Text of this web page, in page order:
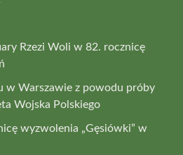
Rzezi Woli w 82. rocznicę
w Warszawie z powodu próby
Wojska Polskiego
wyzwolenia „Gęsiówki” w